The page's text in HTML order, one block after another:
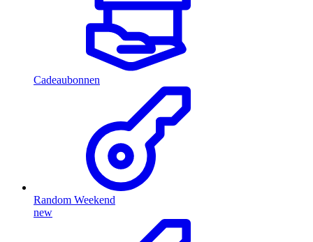
Cadeaubonnen
Random Weekend
new